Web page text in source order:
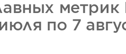
метрик
по 7